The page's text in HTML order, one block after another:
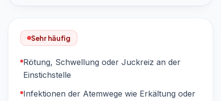
Sehr häufig
Rötung, Schwellung oder Juckreiz an der
Einstichstelle
Infektionen der Atemwege wie Erkältung oder